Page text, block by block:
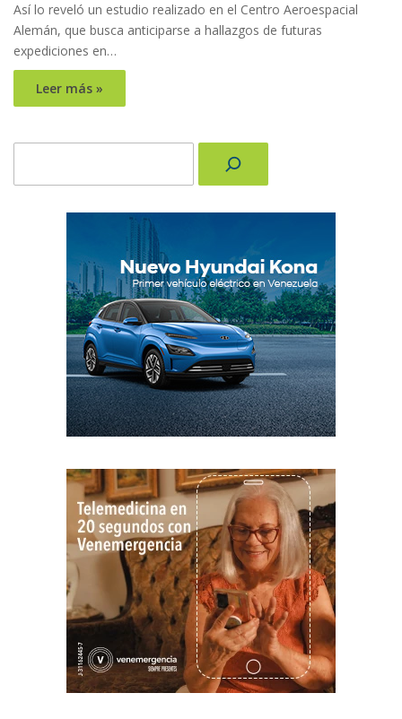
Así lo reveló un estudio realizado en el Centro Aeroespacial
Alemán, que busca anticiparse a hallazgos de futuras
expediciones en…
Leer más »